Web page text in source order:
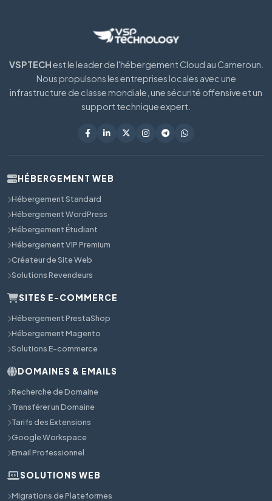
VSPTECHest le leader de l'hébergement Cloud au Cameroun.
Nous propulsons les entreprises locales avec une
infrastructure de classe mondiale, une sécurité offensive et un
support technique expert.
HÉBERGEMENT WEB
Hébergement Standard
Hébergement WordPress
Hébergement Étudiant
Hébergement VIP Premium
Créateur de Site Web
Solutions Revendeurs
SITES E-COMMERCE
Hébergement PrestaShop
Hébergement Magento
Solutions E-commerce
DOMAINES & EMAILS
Recherche de Domaine
Transférer un Domaine
Tarifs des Extensions
Google Workspace
Email Professionnel
SOLUTIONS WEB
Migrations de Plateformes